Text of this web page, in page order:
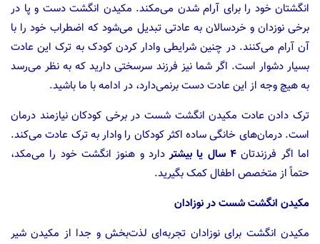
انگشتان خود را برای آرام شدن می‌مکند. مکیدن انگشت دست و پا در
برخی نوزدان و خردسالان به عادتی تبدیل می‌شود که اضطراب خود را با
آن آرام می‌کنند. در چنین شرایطی وادار کردن کودک به ترک این عادت
بسیار دشوار است. اگر شما نیز فرزند سرسختی دارید که به نظر می‌رسد
به هیچ وجه از این عادت دست برنمی‌دارد، در ادامه با ما باشید.
ترک دادن عادت مکیدن انگشت شست در برخی کودکان نیازمند درمان
است. درمان‌های خانگی ساده اکثر کودکان را وادار به ترک عادت می‌کند.
اما اگر فرزندتان ۴ سال یا بیشتر
دارد و هنوز انگشت خود را می‌مکد،
حتماً از متخصص اطفال کمک بگیرید.
مکیدن انگشت شست در نوزادان
مکیدن انگشت برای نوزادان تجربه‌ای لذت‌بخش و جدا از مکیدن شیر